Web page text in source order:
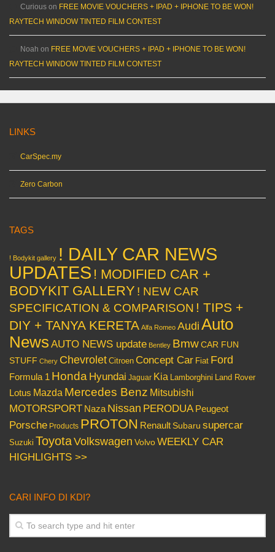
Curious on FREE MOVIE VOUCHERS + IPAD + IPHONE TO BE WON!
RAYTECH WINDOW TINTED FILM CONTEST
Noah on FREE MOVIE VOUCHERS + IPAD + IPHONE TO BE WON!
RAYTECH WINDOW TINTED FILM CONTEST
LINKS
CarSpec.my
Zero Carbon
TAGS
! Bodykit gallery ! DAILY CAR NEWS
UPDATES ! MODIFIED CAR +
BODYKIT GALLERY ! NEW CAR
SPECIFICATION & COMPARISON ! TIPS +
DIY + TANYA KERETA Alfa Romeo Audi Auto
News AUTO NEWS update Bentley BmwCAR FUN
STUFF Chery Chevrolet Citroen Concept Car Fiat Ford
Formula 1 Honda Hyundai Jaguar Kia Lamborghini Land Rover
Lotus Mazda Mercedes Benz Mitsubishi
MOTORSPORT Naza Nissan PERODUA Peugeot
Porsche Products PROTON Renault Subaru supercar
Suzuki ToyotaVolkswagen VolvoWEEKLY CAR
HIGHLIGHTS >>
CARI INFO DI KDI?